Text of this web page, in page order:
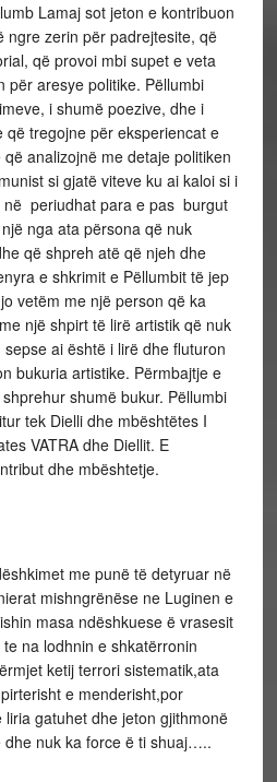
Lamaj sot jeton e kontribuon
ngre zerin për padrejtesite, që
që provoi mbi supet e veta
për aresye politike. Pëllumbi
i shumë poezive, dhe i
që tregojne për eksperiencat e
analizojnë me detaje politiken
si gjatë viteve ku ai kaloi si i
në periudhat para e pas burgut
nga ata përsona që nuk
që shpreh atë që njeh dhe
e shkrimit e Pëllumbit të jep
vetëm me një person që ka
një shpirt të lirë artistik që nuk
ai është i lirë dhe fluturon
bukuria artistike. Përmbajtje e
shumë bukur. Pëllumbi
tek Dielli dhe mbështëtes I
VATRA dhe Diellit. E
dhe mbështetje.
me punë të detyruar në
mishngrënëse ne Luginen e
masa ndëshkuese ë vrasesit
na lodhnin e shkatërronin
ketij terrori sistematik,ata
e menderisht,por
gatuhet dhe jeton gjithmonë
dhe nuk ka force ë ti shuaj…..